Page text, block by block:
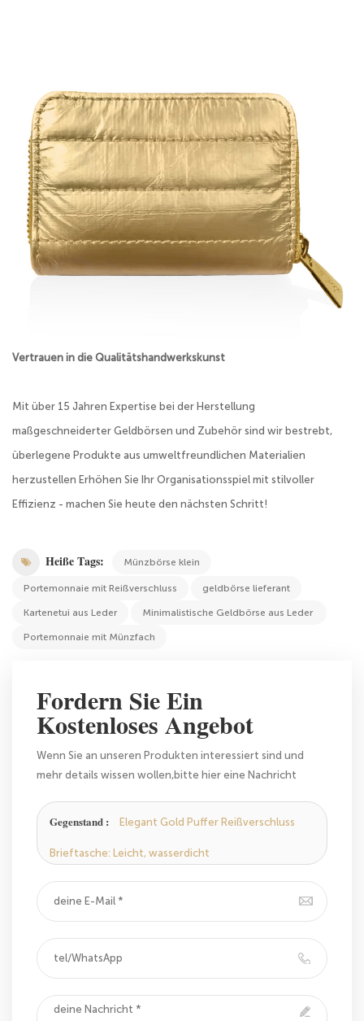
Vertrauen in die Qualitätshandwerkskunst
Mit über 15 Jahren Expertise bei der Herstellung
maßgeschneiderter Geldbörsen und Zubehör sind wir bestrebt,
überlegene Produkte aus umweltfreundlichen Materialien
herzustellen Erhöhen Sie Ihr Organisationsspiel mit stilvoller
Effizienz - machen Sie heute den nächsten Schritt!
Heiße Tags: Münzbörse klein
Portemonnaie mit Reißverschluss geldbörse lieferant
Kartenetui aus Leder Minimalistische Geldbörse aus Leder
Portemonnaie mit Münzfach
Fordern Sie Ein
Kostenloses Angebot
Wenn Sie an unseren Produkten interessiert sind und
mehr details wissen wollen,bitte hier eine Nachricht
können.
Gegenstand : Elegant Gold Puffer Reißverschluss
Brieftasche: Leicht, wasserdicht